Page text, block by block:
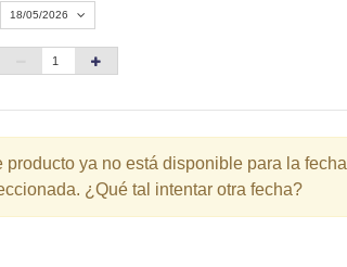
18/05/2026
1
2 3 5 6 7 8
9 10 11 12 13 14 15
producto ya no está disponible para la fecha
¿Qué tal intentar otra fecha?